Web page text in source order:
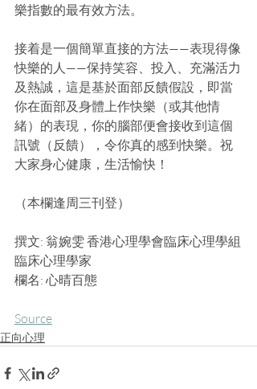
樂指數的最有效方法。
接着是一個簡單直接的方法——表現得像
快樂的人——保持笑容、投入、充滿活力
及熱誠，這是基於面部反饋假設，即當
你在面部及身體上作快樂（或其他情
緒）的表現，你的腦部便會接收到這個
訊號（反饋），令你真的感到快樂。祝
大家身心健康，生活愉快！
（本欄逢周三刊登）
撰文: 翁婉雯 香港心理學會臨床心理學組
臨床心理學家
欄名: 心晴百態
Source
正向心理